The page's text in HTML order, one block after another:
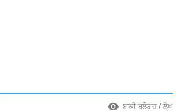
ਬਾਕੀ ਬਲੌਗਜ਼ / ਲੇਖ